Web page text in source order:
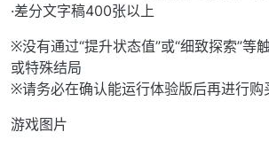
·差分文字稿400张以上
※没有通过“提升状态值”或“细致探索”等
或特殊结局
※请务必在确认能运行体验版后再进行购
游戏图片